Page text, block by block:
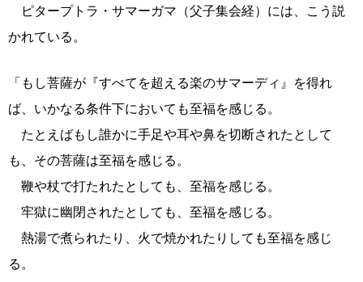
ピタープトラ・サマーガマ（父子集会経）には、こう説
かれている。
「もし菩薩が『すべてを超える楽のサマーディ』を得れ
ば、いかなる条件下においても至福を感じる。
たとえばもし誰かに手足や耳や鼻を切断されたとして
も、その菩薩は至福を感じる。
鞭や杖で打たれたとしても、至福を感じる。
牢獄に幽閉されたとしても、至福を感じる。
熱湯で煮られたり、火で焼かれたりしても至福を感じ
る。